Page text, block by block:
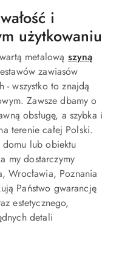
i
użytkowaniu
metalową szyną
zawiasów
- wszystko to znajdą
Zawsze dbamy o
obsługę, a szybka i
terenie całej Polski.
lub obiektu
my dostarczymy
Wrocławia, Poznania
Państwo gwarancję
estetycznego,
detali